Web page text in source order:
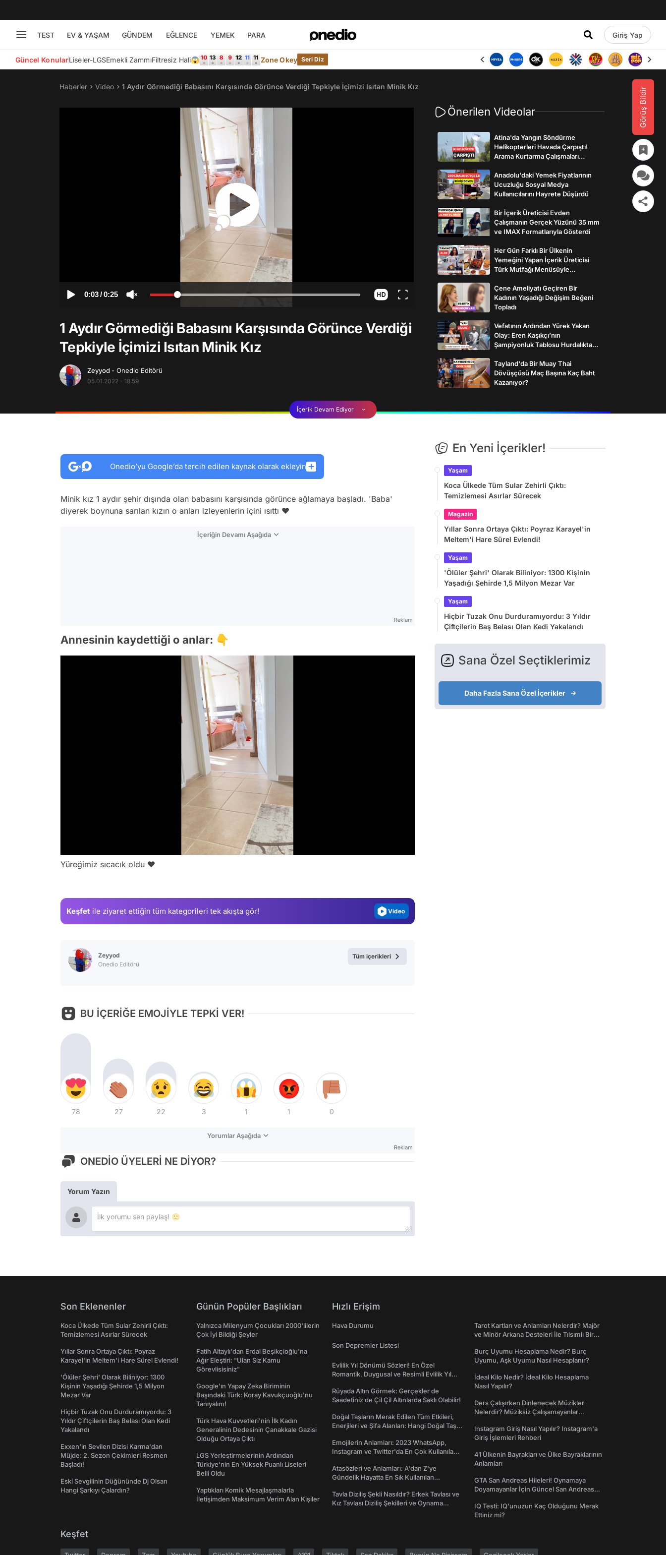
TEST EV & YAŞAM GÜNDEM EĞLENCE YEMEK PARA Giriş Yap
Güncel KonularLiseler-LGSEmekli ZammıFiltresiz Hali😱 Zone Okey Seri Diz
Görüş Bildir
Haberler Video 1 Aydır Görmediği Babasını Karşısında Görünce Verdiği Tepkiyle İçimizi Isıtan Minik Kız
0:03/0:25
1 Aydır Görmediği Babasını Karşısında Görünce Verdiği
Tepkiyle İçimizi Isıtan Minik Kız
Zeyyod - Onedio Editörü
05.01.2022 - 18:59
Önerilen Videolar
Atina'da Yangın Söndürme
Helikopterleri Havada Çarpıştı!
Arama Kurtarma Çalışmaları
Anadolu'daki Yemek Fiyatlarının
Ucuzluğu Sosyal Medya
Kullanıcılarını Hayrete Düşürdü
Bir İçerik Üreticisi Evden
Çalışmanın Gerçek Yüzünü 35 mm
ve IMAX Formatlarıyla Gösterdi
Her Gün Farklı Bir Ülkenin
Yemeğini Yapan İçerik Üreticisi
Türk Mutfağı Menüsüyle
Çene Ameliyatı Geçiren Bir
Kadının Yaşadığı Değişim Beğeni
Topladı
Vefatının Ardından Yürek Yakan
Olay: Eren Kaşıkçı’nın
Şampiyonluk Tablosu Hurdalıkta
Tayland'da Bir Muay Thai
Dövüşçüsü Maç Başına Kaç Baht
Kazanıyor?
İçerik Devam Ediyor
Onedio’yu Google’da tercih edilen kaynak olarak ekleyin
Minik kız 1 aydır şehir dışında olan babasını karşısında görünce ağlamaya başladı. 'Baba'
diyerek boynuna sarılan kızın o anları izleyenlerin içini ısıttı ❤
İçeriğin Devamı Aşağıda
Reklam
Annesinin kaydettiği o anlar: 👇
Yüreğimiz sıcacık oldu ❤
Keşfet ile ziyaret ettiğin tüm kategorileri tek akışta gör! Video
Zeyyod
Onedio Editörü
Tüm içerikleri
BU İÇERİĞE EMOJİYLE TEPKİ VER!
78 27 22 3 1 1 0
Yorumlar Aşağıda
Reklam
ONEDİO ÜYELERİ NE DİYOR?
Yorum Yazın
En Yeni İçerikler!
Yaşam
Koca Ülkede Tüm Sular Zehirli Çıktı:
Temizlemesi Asırlar Sürecek
Magazin
Yıllar Sonra Ortaya Çıktı: Poyraz Karayel'in
Meltem'i Hare Sürel Evlendi!
Yaşam
'Ölüler Şehri' Olarak Biliniyor: 1300 Kişinin
Yaşadığı Şehirde 1,5 Milyon Mezar Var
Yaşam
Hiçbir Tuzak Onu Durduramıyordu: 3 Yıldır
Çiftçilerin Baş Belası Olan Kedi Yakalandı
Sana Özel Seçtiklerimiz
Daha Fazla Sana Özel İçerikler
Son Eklenenler
Koca Ülkede Tüm Sular Zehirli Çıktı:
Temizlemesi Asırlar Sürecek
Yıllar Sonra Ortaya Çıktı: Poyraz
Karayel'in Meltem'i Hare Sürel Evlendi!
'Ölüler Şehri' Olarak Biliniyor: 1300
Kişinin Yaşadığı Şehirde 1,5 Milyon
Mezar Var
Hiçbir Tuzak Onu Durduramıyordu: 3
Yıldır Çiftçilerin Baş Belası Olan Kedi
Yakalandı
Exxen'in Sevilen Dizisi Karma'dan
Müjde: 2. Sezon Çekimleri Resmen
Başladı!
Eski Sevgilinin Düğününde Dj Olsan
Hangi Şarkıyı Çalardın?
Günün Popüler Başlıkları
Yalnızca Milenyum Çocukları 2000'lilerin
Çok İyi Bildiği Şeyler
Fatih Altaylı'dan Erdal Beşikçioğlu'na
Ağır Eleştiri: "Ulan Siz Kamu
Görevlisisiniz"
Google'ın Yapay Zeka Biriminin
Başındaki Türk: Koray Kavukçuoğlu'nu
Tanıyalım!
Türk Hava Kuvvetleri'nin İlk Kadın
Generalinin Dedesinin Çanakkale Gazisi
Olduğu Ortaya Çıktı
LGS Yerleştirmelerinin Ardından
Türkiye'nin En Yüksek Puanlı Liseleri
Belli Oldu
Yaptıkları Komik Mesajlaşmalarla
İletişimden Maksimum Verim Alan Kişiler
Hızlı Erişim
Hava Durumu
Son Depremler Listesi
Evlilik Yıl Dönümü Sözleri! En Özel
Romantik, Duygusal ve Resimli Evlilik Yıl
Rüyada Altın Görmek: Gerçekler de
Saadetiniz de Çil Çil Altınlarda Saklı Olabilir!
Doğal Taşların Merak Edilen Tüm Etkileri,
Enerjileri ve Şifa Alanları: Hangi Doğal Taş
Emojilerin Anlamları: 2023 WhatsApp,
Instagram ve Twitter'da En Çok Kullanılan
Atasözleri ve Anlamları: A'dan Z'ye
Gündelik Hayatta En Sık Kullanılan
Tavla Diziliş Şekli Nasıldır? Erkek Tavlası ve
Kız Tavlası Diziliş Şekilleri ve Oynama
Tarot Kartları ve Anlamları Nelerdir? Majör
ve Minör Arkana Desteleri İle Tılsımlı Bir
Burç Uyumu Hesaplama Nedir? Burç
Uyumu, Aşk Uyumu Nasıl Hesaplanır?
İdeal Kilo Nedir? İdeal Kilo Hesaplama
Nasıl Yapılır?
Ders Çalışırken Dinlenecek Müzikler
Nelerdir? Müziksiz Çalışamayanlar
Instagram Giriş Nasıl Yapılır? Instagram'a
Giriş İşlemleri Rehberi
41 Ülkenin Bayrakları ve Ülke Bayraklarının
Anlamları
GTA San Andreas Hileleri! Oynamaya
Doyamayanlar İçin Güncel San Andreas
IQ Testi: IQ'unuzun Kaç Olduğunu Merak
Ettiniz mi?
Keşfet